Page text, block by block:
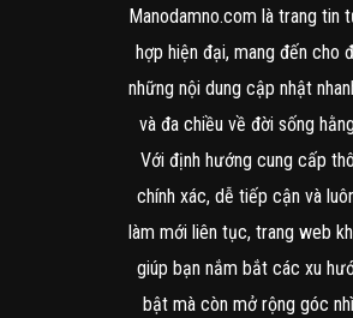
Manodamno.com là trang tin
hợp hiện đại, mang đến cho
những nội dung cập nhật
và đa chiều về đời sống
Với định hướng cung cấp
chính xác, dễ tiếp cận và
làm mới liên tục, trang web
giúp bạn nắm bắt các xu
bật mà còn mở rộng góc